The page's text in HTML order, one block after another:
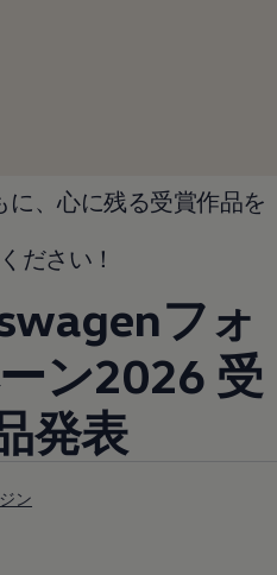
、心に残る受賞作品を
ださい！
フォ
ン2026 受
発表
ン